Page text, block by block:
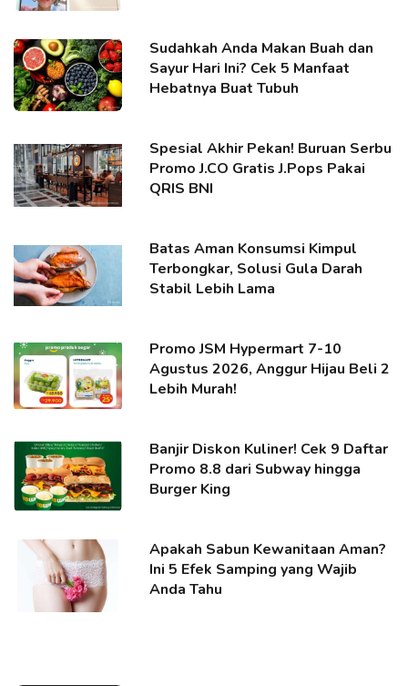
Sudahkah Anda Makan Buah dan
Sayur Hari Ini? Cek 5 Manfaat
Hebatnya Buat Tubuh
Spesial Akhir Pekan! Buruan Serbu
Promo J.CO Gratis J.Pops Pakai
QRIS BNI
Batas Aman Konsumsi Kimpul
Terbongkar, Solusi Gula Darah
Stabil Lebih Lama
Promo JSM Hypermart 7-10
Agustus 2026, Anggur Hijau Beli 2
Lebih Murah!
Banjir Diskon Kuliner! Cek 9 Daftar
Promo 8.8 dari Subway hingga
Burger King
Apakah Sabun Kewanitaan Aman?
Ini 5 Efek Samping yang Wajib
Anda Tahu